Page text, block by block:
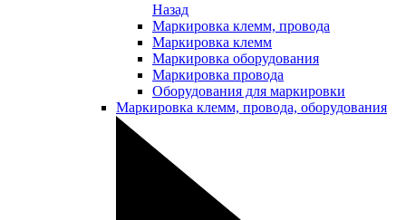
Назад
Маркировка клемм, провода
Маркировка клемм
Маркировка оборудования
Маркировка провода
Оборудования для маркировки
Маркировка клемм, провода, оборудования